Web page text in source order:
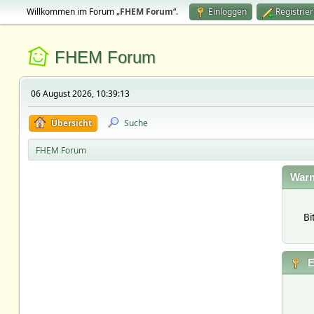
Willkommen im Forum „FHEM Forum“. Einloggen
FHEM Forum
06 August 2026, 10:39:13
Übersicht Suche
FHEM Forum